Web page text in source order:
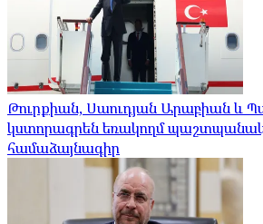
Թուրքիան, Սաուդյան Արաբիան և
կստորագրեն եռակողմ
համաձայնագիր